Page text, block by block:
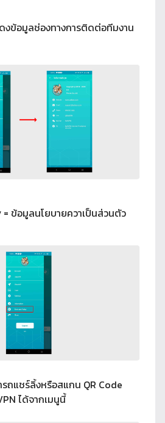
งข้อมูลช่องทางการติดต่อทีมงาน
= ข้อมูลนโยบายควาเป็นส่วนตัว
รถแชร์ลิ้งหรือสแกน QR Code
ได้จากเมนูนี้